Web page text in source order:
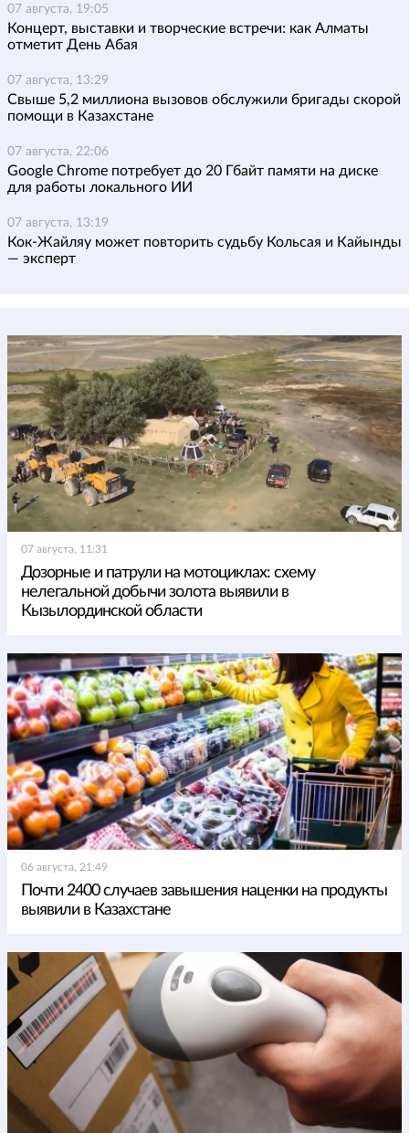
07 августа, 19:05
Концерт, выставки и творческие встречи: как Алматы
отметит День Абая
07 августа, 13:29
Свыше 5,2 миллиона вызовов обслужили бригады скорой
помощи в Казахстане
07 августа, 22:06
Google Chrome потребует до 20 Гбайт памяти на диске
для работы локального ИИ
07 августа, 13:19
Кок-Жайляу может повторить судьбу Кольсая и Кайынды
— эксперт
07 августа, 11:31
Дозорные и патрули на мотоциклах: схему
нелегальной добычи золота выявили в
Кызылординской области
06 августа, 21:49
Почти 2400 случаев завышения наценки на продукты
выявили в Казахстане